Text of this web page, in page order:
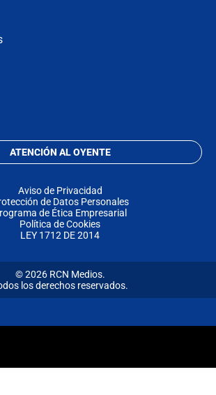
ATENCIÓN AL OYENTE
Aviso de Privacidad
de Datos Personales
de Ética Empresarial
Política de Cookies
LEY 1712 DE 2014
© 2026 RCN Medios.
los derechos reservados.